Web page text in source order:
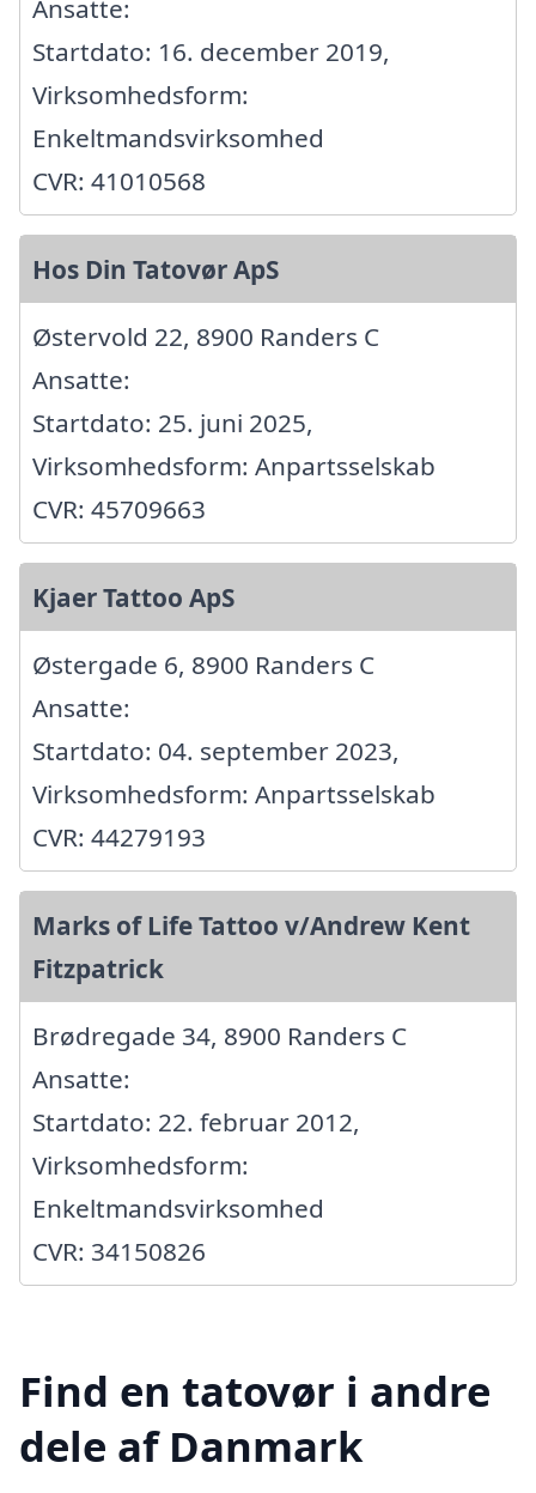
Ansatte:
Startdato: 16. december 2019,
Virksomhedsform:
Enkeltmandsvirksomhed
CVR: 41010568
Hos Din Tatovør ApS
Østervold 22, 8900 Randers C
Ansatte:
Startdato: 25. juni 2025,
Virksomhedsform: Anpartsselskab
CVR: 45709663
Kjaer Tattoo ApS
Østergade 6, 8900 Randers C
Ansatte:
Startdato: 04. september 2023,
Virksomhedsform: Anpartsselskab
CVR: 44279193
Marks of Life Tattoo v/Andrew Kent
Fitzpatrick
Brødregade 34, 8900 Randers C
Ansatte:
Startdato: 22. februar 2012,
Virksomhedsform:
Enkeltmandsvirksomhed
CVR: 34150826
Find en tatovør i andre
dele af Danmark